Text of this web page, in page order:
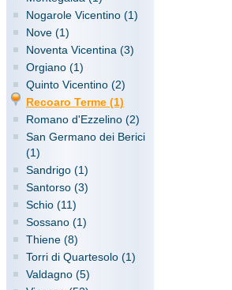
Nogarole Vicentino (1)
Nove (1)
Noventa Vicentina (3)
Orgiano (1)
Quinto Vicentino (2)
Recoaro Terme (1)
Romano d'Ezzelino (2)
San Germano dei Berici
(1)
Sandrigo (1)
Santorso (3)
Schio (11)
Sossano (1)
Thiene (8)
Torri di Quartesolo (1)
Valdagno (5)